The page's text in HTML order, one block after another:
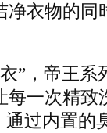
衣物的同
”，帝王
一次精致
过内置的